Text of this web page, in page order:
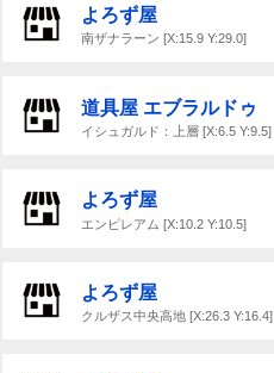
よろず屋
南ザナラーン [X:15.9 Y:29.0]
道具屋 エブラルドゥ
イシュガルド：上層 [X:6.5 Y:9.5]
よろず屋
エンピレアム [X:10.2 Y:10.5]
よろず屋
クルザス中央高地 [X:26.3 Y:16.4]